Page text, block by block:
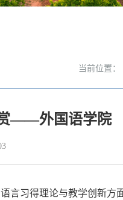
当前位置：
——外国语学院
言习得理论与教学创新方